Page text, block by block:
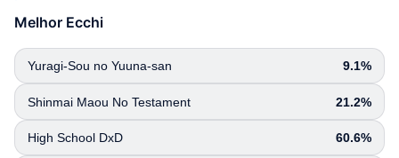
Melhor Ecchi
Yuragi-Sou no Yuuna-san 9.1%
Shinmai Maou No Testament 21.2%
High School DxD 60.6%